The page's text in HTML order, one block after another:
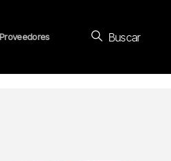
Proveedores Buscar